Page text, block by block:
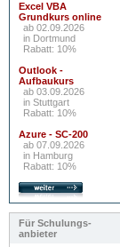
Excel VBA
Grundkurs online
ab 02.09.2026
in Dortmund
Rabatt: 10%
Outlook -
Aufbaukurs
ab 03.09.2026
in Stuttgart
Rabatt: 10%
Azure - SC-200
ab 07.09.2026
in Hamburg
Rabatt: 10%
Für Schulungs-
anbieter